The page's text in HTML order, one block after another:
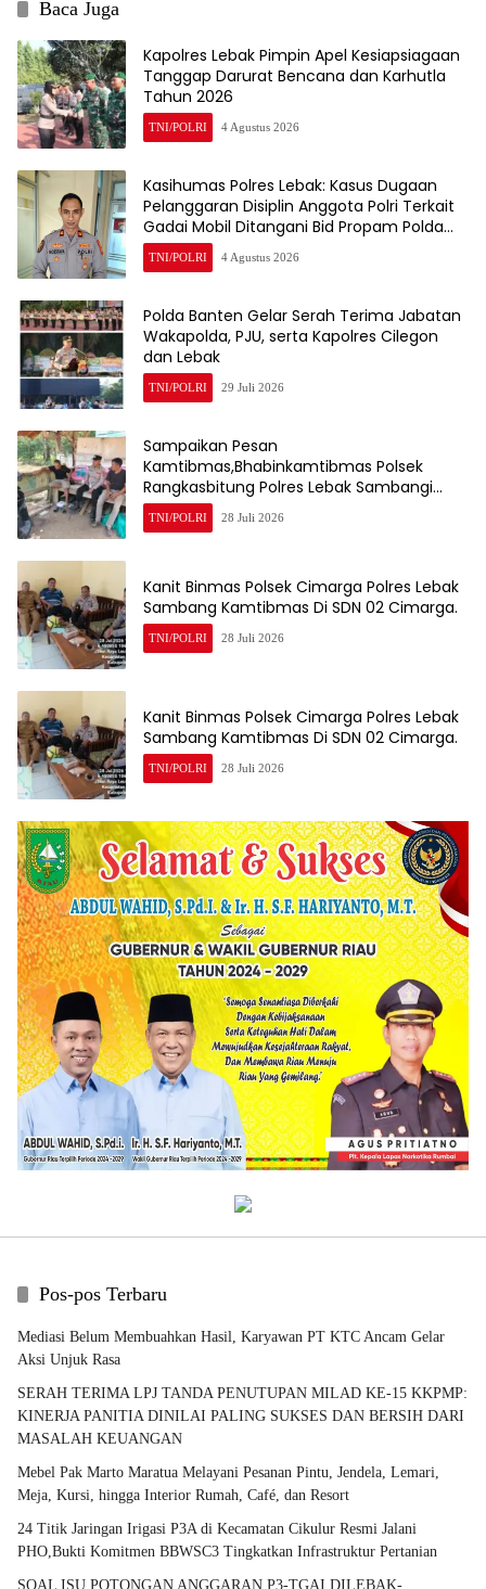
Baca Juga
Kapolres Lebak Pimpin Apel Kesiapsiagaan
Tanggap Darurat Bencana dan Karhutla
Tahun 2026
TNI/POLRI 4 Agustus 2026
Kasihumas Polres Lebak: Kasus Dugaan
Pelanggaran Disiplin Anggota Polri Terkait
Gadai Mobil Ditangani Bid Propam Polda
Banten
TNI/POLRI 4 Agustus 2026
Polda Banten Gelar Serah Terima Jabatan
Wakapolda, PJU, serta Kapolres Cilegon
dan Lebak
TNI/POLRI 29 Juli 2026
Sampaikan Pesan
Kamtibmas,Bhabinkamtibmas Polsek
Rangkasbitung Polres Lebak Sambangi
Warga Kampung Cisalam
TNI/POLRI 28 Juli 2026
Kanit Binmas Polsek Cimarga Polres Lebak
Sambang Kamtibmas Di SDN 02 Cimarga.
TNI/POLRI 28 Juli 2026
Kanit Binmas Polsek Cimarga Polres Lebak
Sambang Kamtibmas Di SDN 02 Cimarga.
TNI/POLRI 28 Juli 2026
Pos-pos Terbaru
Mediasi Belum Membuahkan Hasil, Karyawan PT KTC Ancam Gelar
Aksi Unjuk Rasa
SERAH TERIMA LPJ TANDA PENUTUPAN MILAD KE-15 KKPMP:
KINERJA PANITIA DINILAI PALING SUKSES DAN BERSIH DARI
MASALAH KEUANGAN
Mebel Pak Marto Maratua Melayani Pesanan Pintu, Jendela, Lemari,
Meja, Kursi, hingga Interior Rumah, Café, dan Resort
24 Titik Jaringan Irigasi P3A di Kecamatan Cikulur Resmi Jalani
PHO,Bukti Komitmen BBWSC3 Tingkatkan Infrastruktur Pertanian
SOAL ISU POTONGAN ANGGARAN P3-TGAI DILEBAK-